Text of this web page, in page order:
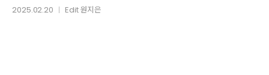
2025.02.20 Edit원지은